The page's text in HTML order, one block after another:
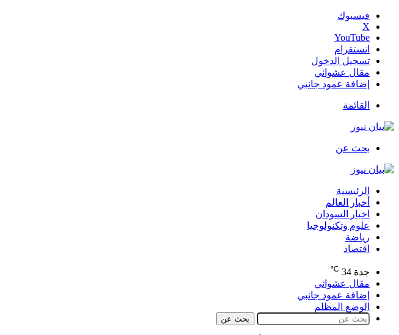
فيسبوك
‫X
‫YouTube
انستقرام
تسجيل الدخول
مقال عشوائي
إضافة عمود جانبي
القائمة
بحث عن
الرئيسية
أخبار العالم
اخبار السودان
علوم وتكنولوجيا
رياضة
اقتصاد
جدة 34
℃
مقال عشوائي
إضافة عمود جانبي
الوضع المظلم
بحث عن